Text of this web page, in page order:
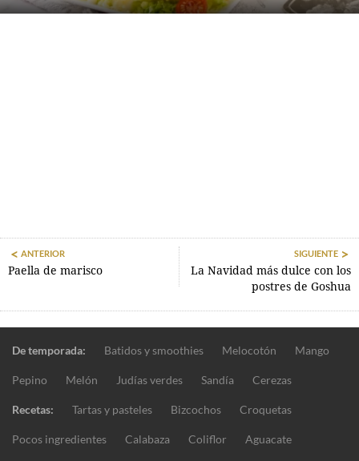
ANTERIOR
Paella de marisco
SIGUIENTE
La Navidad más dulce con los
postres de Goshua
De temporada: Batidos y smoothies Melocotón Mango
Pepino Melón Judías verdes Sandía Cerezas
Recetas: Tartas y pasteles Bizcochos Croquetas
Pocos ingredientes Calabaza Coliflor Aguacate